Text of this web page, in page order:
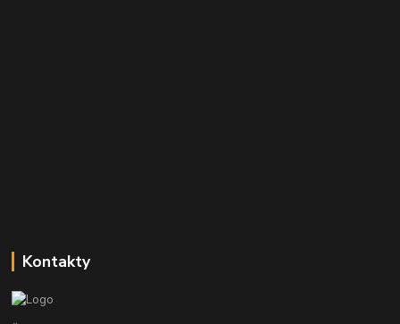
Kontakty